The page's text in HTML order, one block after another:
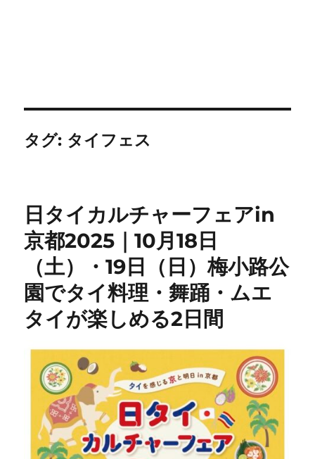
タグ: タイフェス
日タイカルチャーフェアin
京都2025｜10月18日
（土）・19日（日）梅小路公
園でタイ料理・舞踊・ムエ
タイが楽しめる2日間